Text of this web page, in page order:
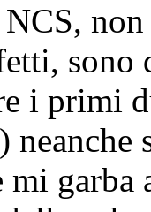
i primi
garba